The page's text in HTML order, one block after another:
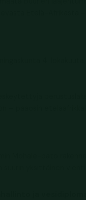
Etelä-Afrikasta
4.
– pääosin
Mohale-pato
yksittäinen
ja